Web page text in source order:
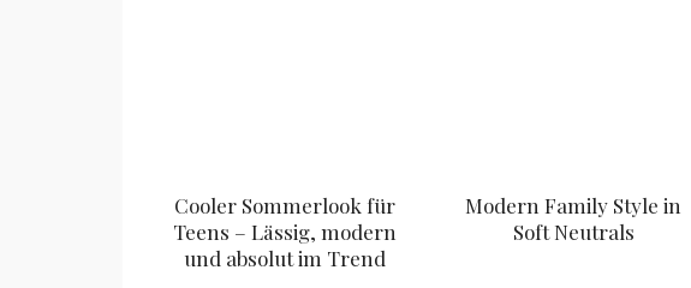
Cooler Sommerlook für
Teens – Lässig, modern
und absolut im Trend
Modern Family Style in
Soft Neutrals